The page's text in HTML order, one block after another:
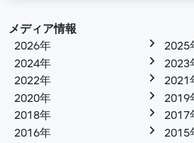
メディア情報
2026年
2025
2024年
2023
2022年
2021
2020年
2019
2018年
2017
2016年
2015